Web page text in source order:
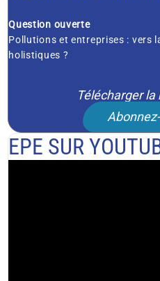
Question ouverte
Pollutions et entreprises : vers
holistiques ?
Télécharger
EPE SUR